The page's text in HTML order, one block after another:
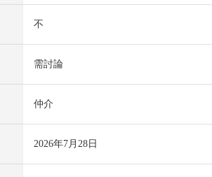
不
需討論
仲介
2026年7月28日